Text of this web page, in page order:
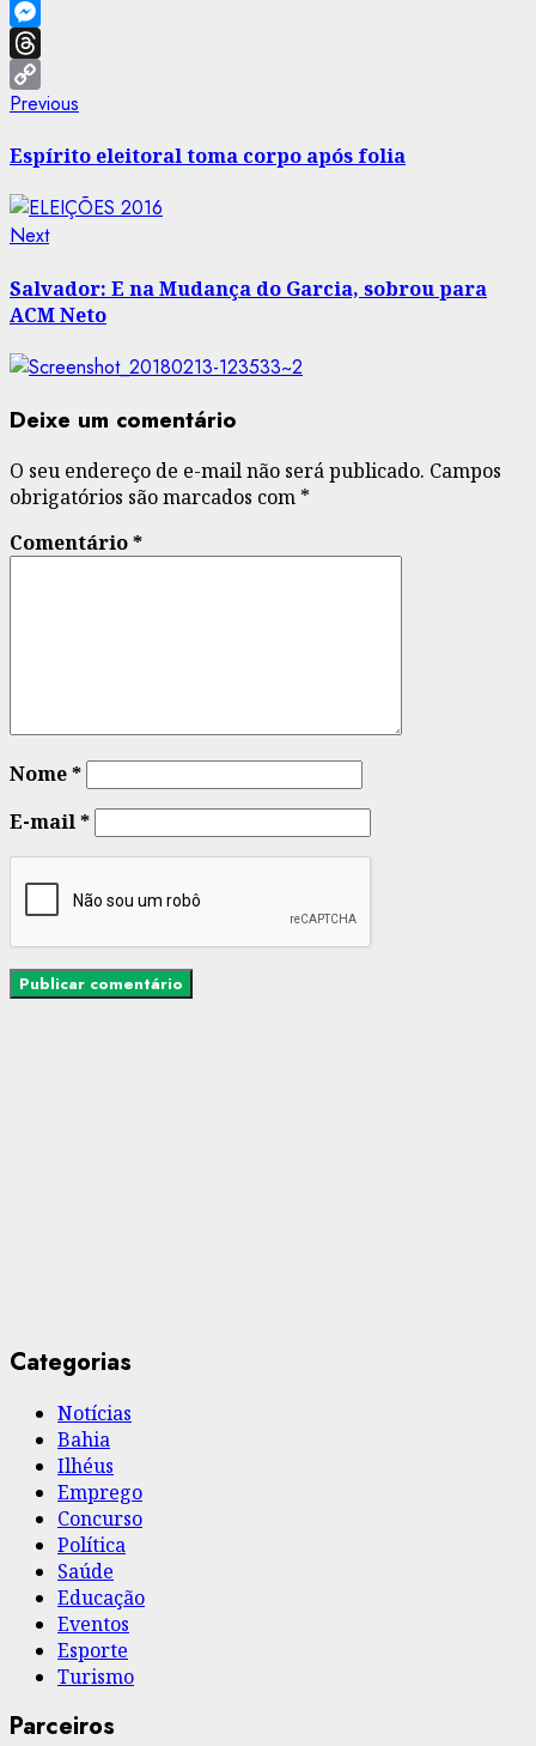
X
Messenger
Threads
Copy
Post
navigation
Previous
Espírito eleitoral toma corpo após folia
NextNext
Salvador: E na Mudança do Garcia, sobrou para
ACM Neto
Deixe um comentário
O seu endereço de e-mail não será publicado. Campos
obrigatórios são marcados com *
Comentário*
Nome*
E-mail*
Categorias
Notícias
Bahia
Ilhéus
Emprego
Concurso
Política
Saúde
Educação
Eventos
Esporte
Turismo
Parceiros